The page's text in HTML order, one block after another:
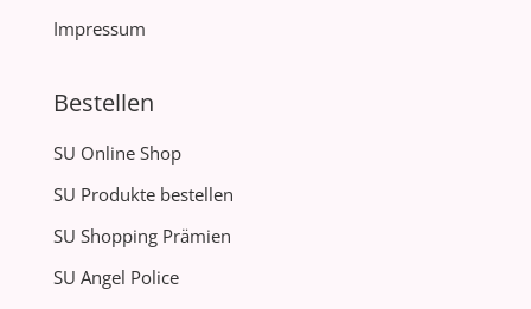
Impressum
Bestellen
SU Online Shop
SU Produkte bestellen
SU Shopping Prämien
SU Angel Police